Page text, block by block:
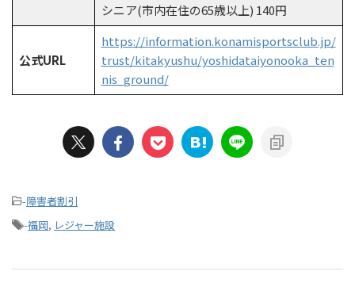
シニア(市内在住の65歳以上) 140円
公式URL
https://information.konamisportsclub.jp/
trust/kitakyushu/yoshidataiyonooka_ten
nis_ground/
-障害者割引
-福岡, レジャー施設